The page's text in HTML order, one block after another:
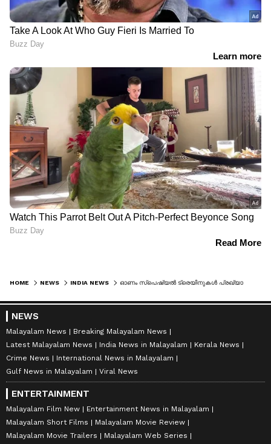
HOME NEWS INDIA NEWS
NEWS
Malayalam News
Breaking Malayalam News
Latest Malayalam News
India News in Malayalam
Kerala News
Crime News
International News in Malayalam
Gulf News in Malayalam
Viral News
ENTERTAINMENT
Malayalam Film New
Entertainment News in Malayalam
Malayalam Short Films
Malayalam Movie Review
Malayalam Movie Trailers
Malayalam Web Series